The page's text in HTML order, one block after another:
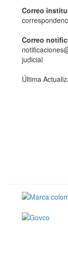
Correo
Correo
judicial
Última